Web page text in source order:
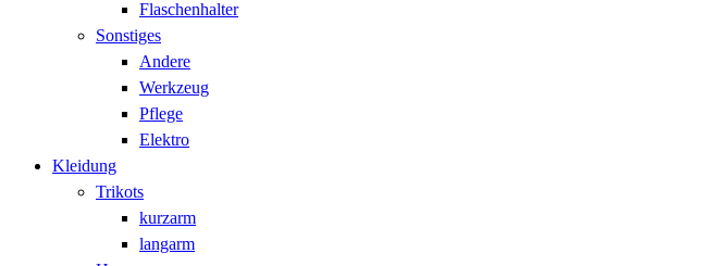
Flaschenhalter
Sonstiges
Andere
Werkzeug
Pflege
Elektro
Kleidung
Trikots
kurzarm
langarm